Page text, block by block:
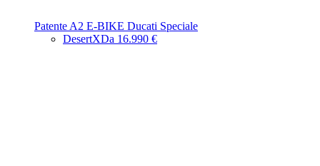
Patente A2 E-BIKE Ducati Speciale
DesertXDa 16.990 €